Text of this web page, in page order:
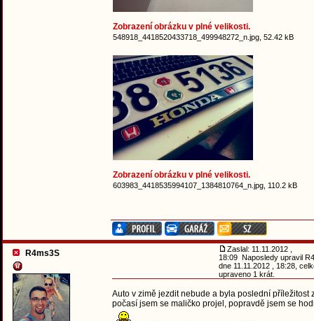
Zobrazení obrázku v plné velikosti.
548918_4418520433718_499948272_n.jpg, 52.42 kB
Zobrazení obrázku v plné velikosti.
603983_4418535994107_1384810764_n.jpg, 110.2 kB
R4ms3S
Zaslal: 11.11.2012 ,
18:09 Naposledy upravil
dne 11.11.2012 , 18:28,
upraveno 1 krát.
Auto v zimě jezdit nebude a byla poslední
počasí jsem se maličko projel, popravdě jsem se